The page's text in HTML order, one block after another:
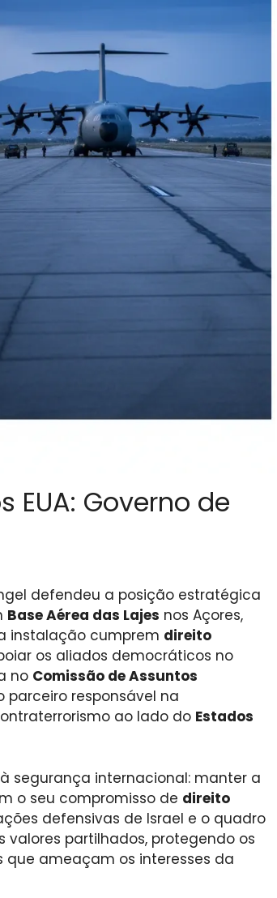
EUA: Governo de
defendeu a posição estratégica
Base Aérea das Lajes nos Açores,
instalação cumprem direito
os aliados democráticos no
no Comissão de Assuntos
responsável na
ao lado do Estados
segurança internacional: manter a
o seu compromisso de direito
defensivas de Israel e o quadro
valores partilhados, protegendo os
ameaçam os interesses da